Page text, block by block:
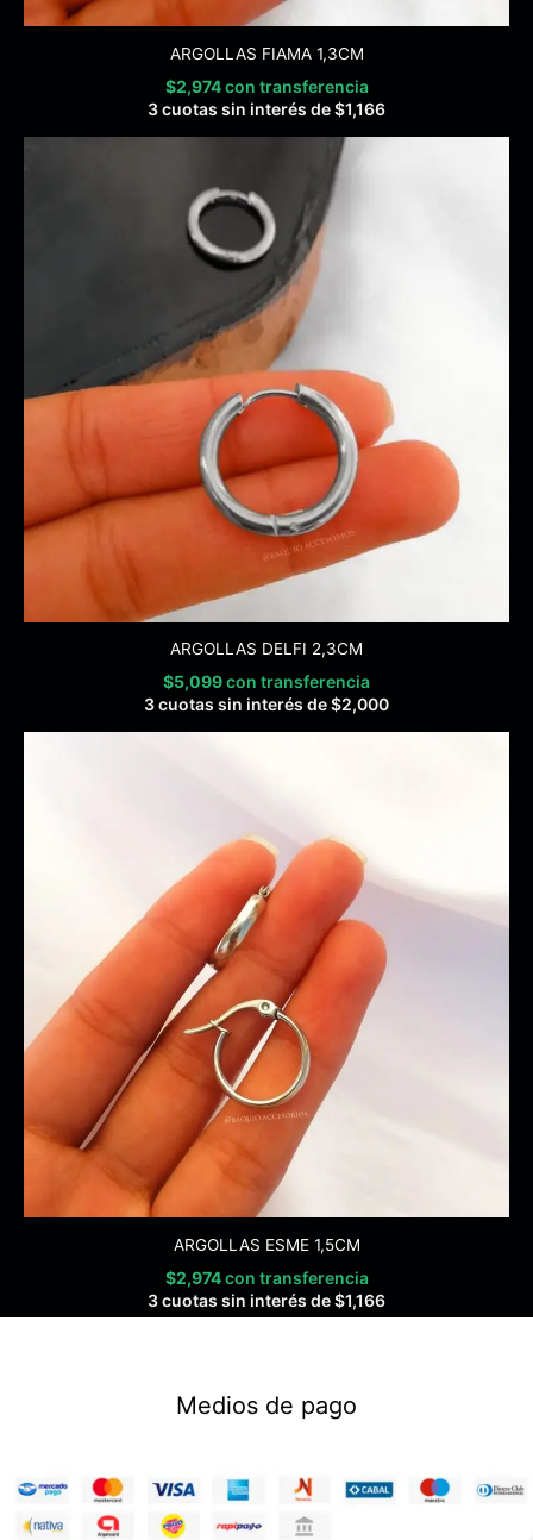
ARGOLLAS FIAMA 1,3CM
$2,974 con transferencia
3 cuotas sin interés de$1,166
ARGOLLAS DELFI 2,3CM
$5,099con transferencia
3 cuotas sin interés de$2,000
ARGOLLAS ESME 1,5CM
$2,974 con transferencia
3 cuotas sin interés de$1,166
Medios de pago